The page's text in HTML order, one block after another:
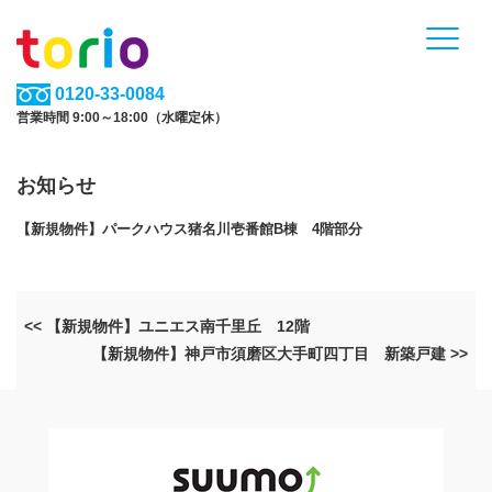
0120-33-0084
営業時間 9:00～18:00（水曜定休）
お知らせ
【新規物件】パークハウス猪名川壱番館B棟 4階部分
<< 【新規物件】ユニエス南千里丘 12階
【新規物件】神戸市須磨区大手町四丁目 新築戸建 >>